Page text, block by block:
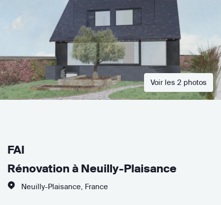
Voir les 2 photos
FAI
Rénovation à Neuilly-Plaisance
Neuilly-Plaisance France